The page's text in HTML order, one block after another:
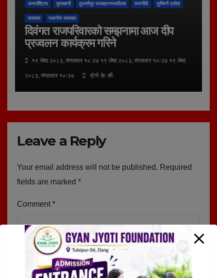
अन्तर्राष्ट्रिय कुराकानी तुलसीपुर उपमहानगरपालिका राजनीति लुम्बिनी प्रदेश
समाचार स्थानीय समाचार
दिवंगत राजपरिवारको सम्झनामा आज दीप
प्रज्वलन कार्यक्रम गरिने
१९ जेष्ठ २०८३, मंगलवार १०:२७ १९ जेष्ठ २०८३, मंगलवार १०:२७ १९ जेष्ठ
२०८३, मंगलवार १०:२७ दोर्ण के.सी.
Leave a Reply
Your email address will not be published. Required
fields are marked *
Comment *